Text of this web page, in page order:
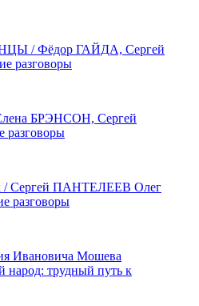
/ Фёдор ГАЙДА, Сергей
разговоры
БРЭНСОН, Сергей
/ Сергей ПАНТЕЛЕЕВ Олег
разговоры
Ивановича Мошева
народ: трудный путь к